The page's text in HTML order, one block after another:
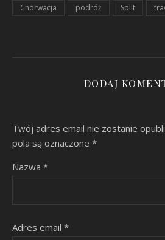
Chorwacja podróż Split
DODAJ
Twój adres email nie zostanie
pola są oznaczone *
Nazwa *
Adres email *